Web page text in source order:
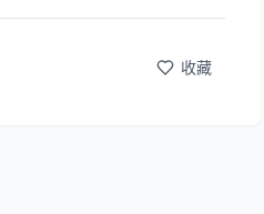
收藏